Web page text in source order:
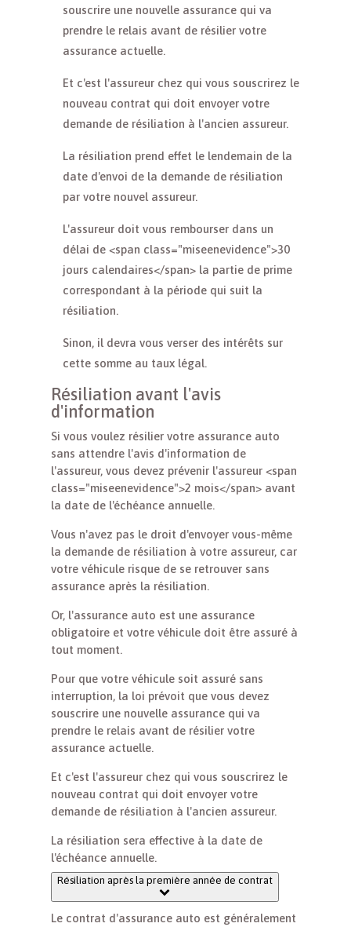
souscrire une nouvelle assurance qui va
prendre le relais avant de résilier votre
assurance actuelle.
Et c'est l'assureur chez qui vous souscrirez le
nouveau contrat qui doit envoyer votre
demande de résiliation à l'ancien assureur.
La résiliation prend effet le lendemain de la
date d'envoi de la demande de résiliation
par votre nouvel assureur.
L'assureur doit vous rembourser dans un
délai de <span class="miseenevidence">30
jours calendaires</span> la partie de prime
correspondant à la période qui suit la
résiliation.
Sinon, il devra vous verser des intérêts sur
cette somme au taux légal.
Résiliation avant l'avis
d'information
Si vous voulez résilier votre assurance auto
sans attendre l'avis d'information de
l'assureur, vous devez prévenir l'assureur <span
class="miseenevidence">2 mois</span> avant
la date de l'échéance annuelle.
Vous n'avez pas le droit d'envoyer vous-même
la demande de résiliation à votre assureur, car
votre véhicule risque de se retrouver sans
assurance après la résiliation.
Or, l'assurance auto est une assurance
obligatoire et votre véhicule doit être assuré à
tout moment.
Pour que votre véhicule soit assuré sans
interruption, la loi prévoit que vous devez
souscrire une nouvelle assurance qui va
prendre le relais avant de résilier votre
assurance actuelle.
Et c'est l'assureur chez qui vous souscrirez le
nouveau contrat qui doit envoyer votre
demande de résiliation à l'ancien assureur.
La résiliation sera effective à la date de
l'échéance annuelle.
Résiliation après la première année de contrat
Le contrat d'assurance auto est généralement